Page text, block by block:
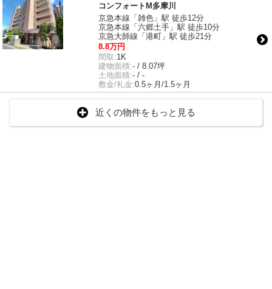
コンフォートM多摩川
京急本線「雑色」駅 徒歩12分
京急本線「六郷土手」駅 徒歩10分
京急大師線「港町」駅 徒歩21分
8.8万円
間取:1K
建物面積:- / 8.07坪
土地面積:- / -
敷金/礼金:0.5ヶ月/1.5ヶ月
近くの物件をもっと見る